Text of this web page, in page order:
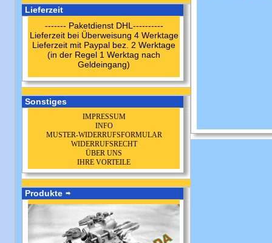
Lieferzeit
------- Paketdienst DHL----------
Lieferzeit bei Überweisung 4 Werktage
Lieferzeit mit Paypal bez. 2 Werktage
(in der Regel 1 Werktag nach
Geldeingang)
Sonstiges
IMPRESSUM
INFO
MUSTER-WIDERRUFSFORMULAR
WIDERRUFSRECHT
ÜBER UNS
IHRE VORTEILE
Produkte